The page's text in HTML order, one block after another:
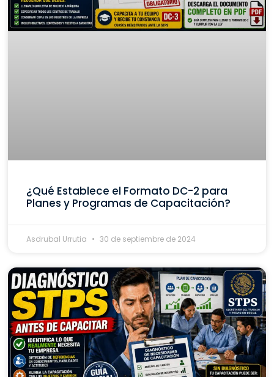
¿Qué Establece el Formato DC-2 para
Planes y Programas de Capacitación?
Asdrubal Urrutia 30 de septiembre de 2024